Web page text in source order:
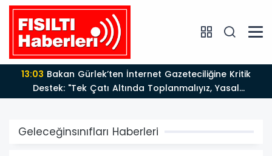
13:03
Destek: "Tek Çatı Altında Toplanmalıyız, Yasal
Düzenlemeye Hazırız"
Geleceğinsınıfları Haberleri